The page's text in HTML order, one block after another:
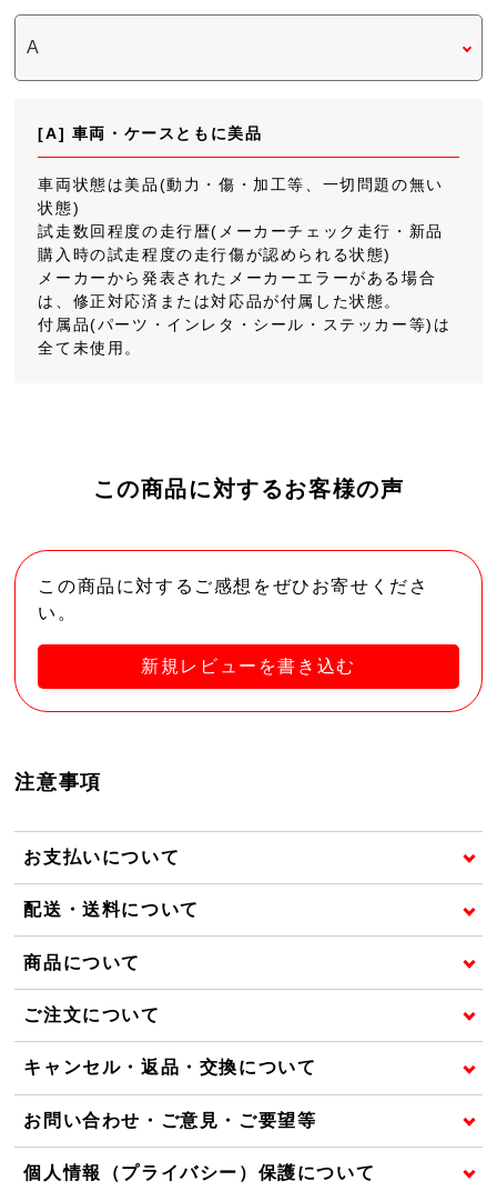
[A] 車両・ケースともに美品
車両状態は美品(動力・傷・加工等、一切問題の無い
状態)
試走数回程度の走行暦(メーカーチェック走行・新品
購入時の試走程度の走行傷が認められる状態)
メーカーから発表されたメーカーエラーがある場合
は、修正対応済または対応品が付属した状態。
付属品(パーツ・インレタ・シール・ステッカー等)は
全て未使用。
この商品に対するお客様の声
この商品に対するご感想をぜひお寄せくださ
い。
新規レビューを書き込む
注意事項
お支払いについて
配送・送料について
商品について
ご注文について
キャンセル・返品・交換について
お問い合わせ・ご意見・ご要望等
個人情報（プライバシー）保護について